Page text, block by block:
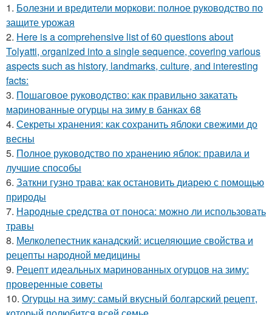
1. Болезни и вредители моркови: полное руководство по
защите урожая
2. Here is a comprehensive list of 60 questions about
Tolyatti, organized into a single sequence, covering various
aspects such as history, landmarks, culture, and interesting
facts:
3. Пошаговое руководство: как правильно закатать
маринованные огурцы на зиму в банках 68
4. Секреты хранения: как сохранить яблоки свежими до
весны
5. Полное руководство по хранению яблок: правила и
лучшие способы
6. Заткни гузно трава: как остановить диарею с помощью
природы
7. Народные средства от поноса: можно ли использовать
травы
8. Мелколепестник канадский: исцеляющие свойства и
рецепты народной медицины
9. Рецепт идеальных маринованных огурцов на зиму:
проверенные советы
10. Огурцы на зиму: самый вкусный болгарский рецепт,